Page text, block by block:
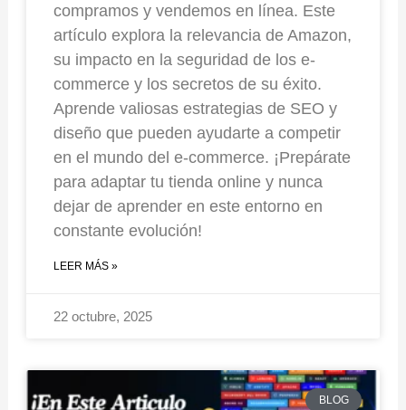
compramos y vendemos en línea. Este
artículo explora la relevancia de Amazon,
su impacto en la seguridad de los e-
commerce y los secretos de su éxito.
Aprende valiosas estrategias de SEO y
diseño que pueden ayudarte a competir
en el mundo del e-commerce. ¡Prepárate
para adaptar tu tienda online y nunca
dejar de aprender en este entorno en
constante evolución!
LEER MÁS »
22 octubre, 2025
BLOG